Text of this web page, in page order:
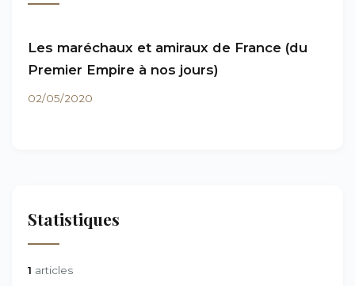
Les maréchaux et amiraux de France (du
Premier Empire à nos jours)
02/05/2020
Statistiques
1 articles